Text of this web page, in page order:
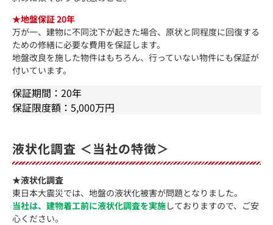
★地盤保証 20年
万が一、建物に不同沈下が起きた場合、原状と同程度に回復する
ための修繕に必要な費用を保証します。
地盤改良を施した物件はもちろん、行っていない物件にも保証が
付いています。
保証期間：20年
保証限度額：5,000万円
液状化調査 ＜当社の特徴＞
★液状化調査
東日本大震災では、地盤の液状化被害が問題となりました。
当社は、建物着工前に液状化調査を実施しておりますので、ご安
心ください。